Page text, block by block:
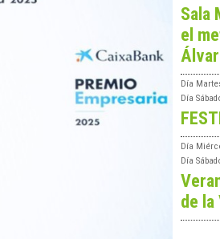
Sala
el
Día
Día
Día
Día
de